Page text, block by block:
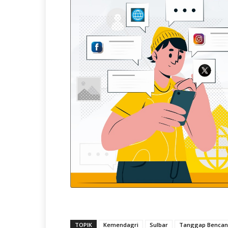
TOPIK Kemendagri Sulbar Tanggap